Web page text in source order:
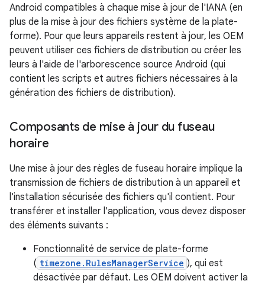
Android compatibles à chaque mise à jour de l'IANA (en
plus de la mise à jour des fichiers système de la plate-
forme). Pour que leurs appareils restent à jour, les OEM
peuvent utiliser ces fichiers de distribution ou créer les
leurs à l'aide de l'arborescence source Android (qui
contient les scripts et autres fichiers nécessaires à la
génération des fichiers de distribution).
Composants de mise à jour du fuseau
horaire
Une mise à jour des règles de fuseau horaire implique la
transmission de fichiers de distribution à un appareil et
l'installation sécurisée des fichiers qu'il contient. Pour
transférer et installer l'application, vous devez disposer
des éléments suivants :
Fonctionnalité de service de plate-forme
( timezone.RulesManagerService ), qui est
désactivée par défaut. Les OEM doivent activer la